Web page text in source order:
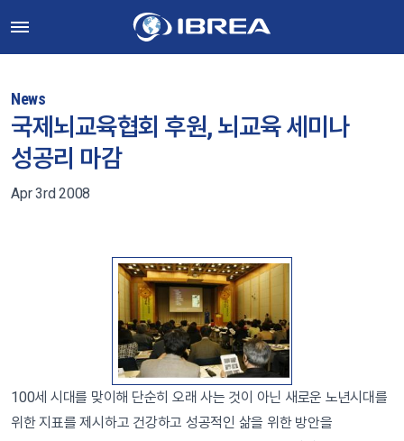
News
국제뇌교육협회 후원, 뇌교육 세미나
성공리 마감
Apr 3rd 2008
100세 시대를 맞이해 단순히 오래 사는 것이 아닌 새로운 노년시대를
위한 지표를 제시하고 건강하고 성공적인 삶을 위한 방안을